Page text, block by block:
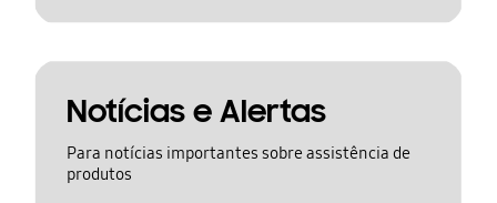
Notícias e Alertas
Para notícias importantes sobre assistência de
produtos